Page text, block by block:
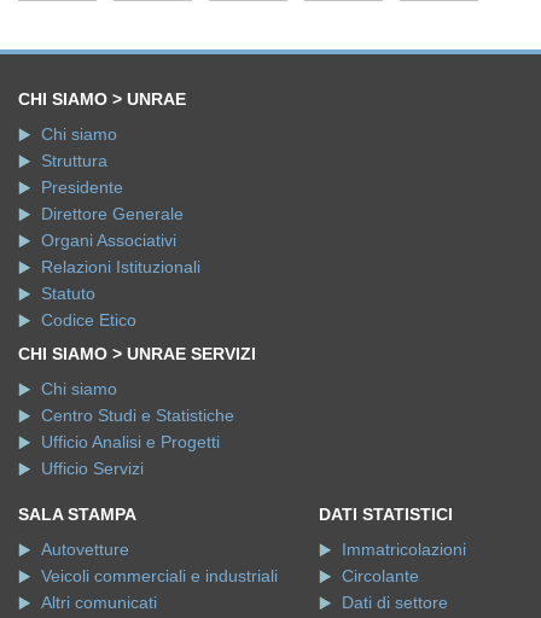
CHI SIAMO > UNRAE
Chi siamo
Struttura
Presidente
Direttore Generale
Organi Associativi
Relazioni Istituzionali
Statuto
Codice Etico
CHI SIAMO > UNRAE SERVIZI
Chi siamo
Centro Studi e Statistiche
Ufficio Analisi e Progetti
Ufficio Servizi
SALA STAMPA
Autovetture
Veicoli commerciali e industriali
Altri comunicati
DATI STATISTICI
Immatricolazioni
Circolante
Dati di settore